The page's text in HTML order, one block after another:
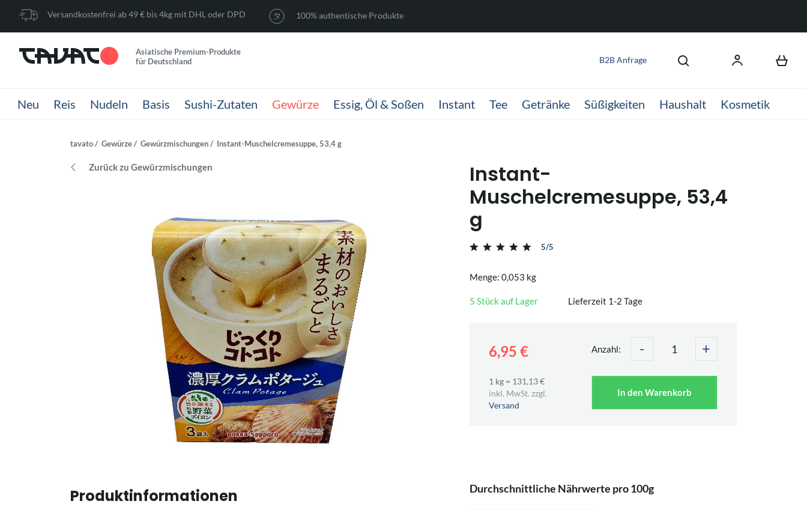
Versandkostenfrei ab 49 € bis 4kg mit DHL oder DPD 100% authentische Produkte
Asiatische Premium-Produkte
für Deutschland
B2B Anfrage
Neu Reis Nudeln Basis Sushi-Zutaten Gewürze Essig, Öl & Soßen Instant Tee Getränke Süßigkeiten Haushalt Kosmetik
tavato Gewürze Gewürzmischungen Instant-Muschelcremesuppe, 53,4 g
Zurück zu Gewürzmischungen
Instant-
Muschelcremesuppe, 53,4
g
5/5
Menge: 0,053 kg
5 Stück auf Lager Lieferzeit 1-2 Tage
6,95 € Anzahl: - +
1 kg = 131,13 €
inkl. MwSt. zzgl.
Versand
In den Warenkorb
Produktinformationen Durchschnittliche Nährwerte pro 100g